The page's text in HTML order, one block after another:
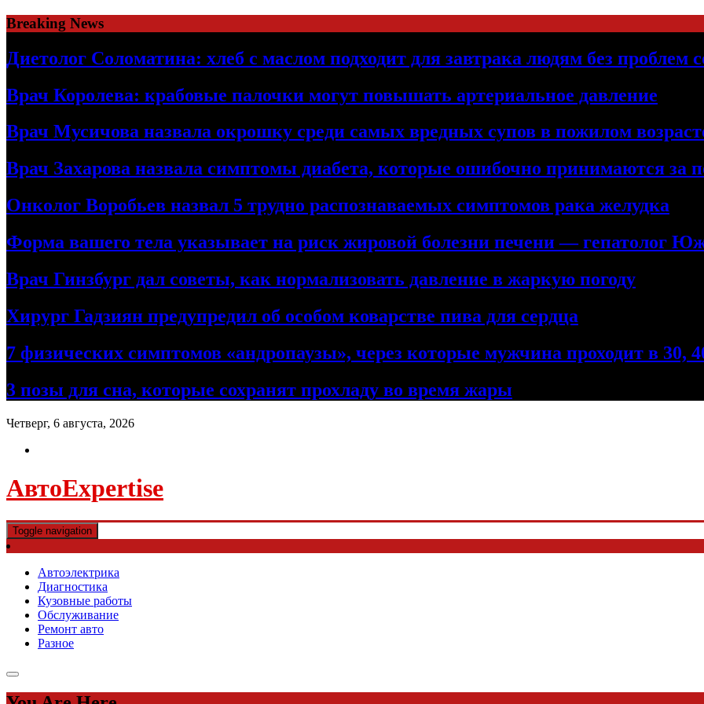
Skip
to
content
Breaking News
Диетолог Соломатина: хлеб с маслом подходит для завтрака людям без проблем
Врач Королева: крабовые палочки могут повышать артериальное давление
Врач Мусичова назвала окрошку среди самых вредных супов в пожилом
Врач Захарова назвала симптомы диабета, которые ошибочно принимаются за
Онколог Воробьев назвал 5 трудно распознаваемых симптомов рака желудка
Форма вашего тела указывает на риск жировой болезни печени — гепатолог
Врач Гинзбург дал советы, как нормализовать давление в жаркую погоду
Хирург Гадзиян предупредил об особом коварстве пива для сердца
7 физических симптомов «андропаузы», через которые мужчина проходит в 30,
3 позы для сна, которые сохранят прохладу во время жары
Четверг, 6 августа, 2026
АвтоExpertise
Toggle navigation
Автоэлектрика
Диагностика
Кузовные работы
Обслуживание
Ремонт авто
Разное